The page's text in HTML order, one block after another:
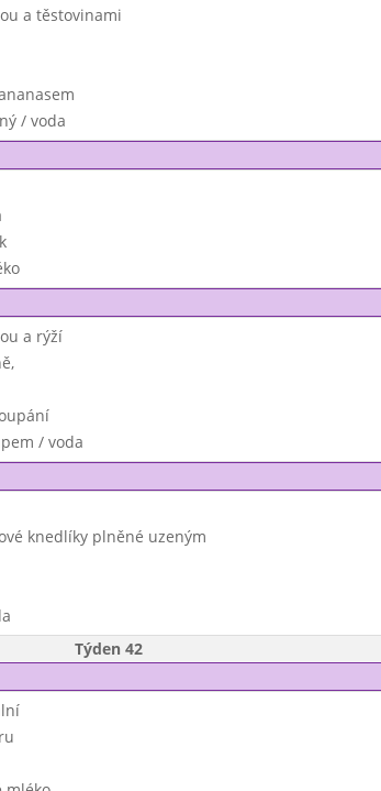
a těstovinami
/ voda
a rýží
/ voda
knedlíky plněné uzeným
Týden 42